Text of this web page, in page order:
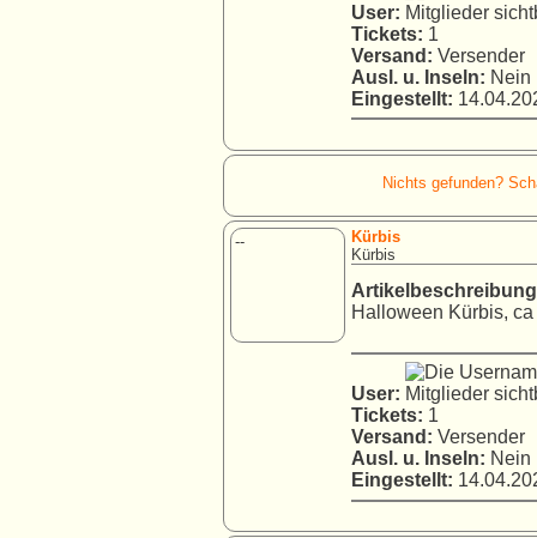
User:
Tickets: 1
Versand: Versender
Ausl. u. Inseln: Nein
Eingestellt:
Nichts gefunden?
--
Kürbis
Kürbis
Halloween Kürbis,
User:
Tickets: 1
Versand: Versender
Ausl. u. Inseln: Nein
Eingestellt: